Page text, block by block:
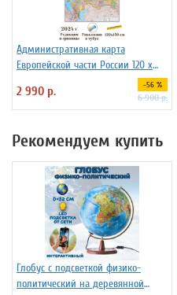
Административная карта
Европейской части России 120 х
2 990 р. -56 %
6 900 р.
Рекомендуем купить
Глобус с подсветкой физико-
политический на деревянной